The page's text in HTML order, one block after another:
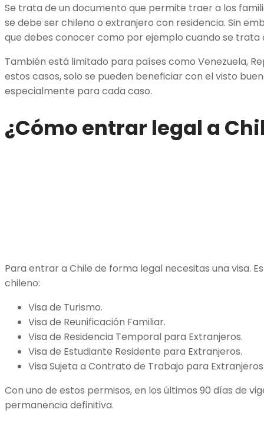
Se trata de un documento que permite traer a los
se debe ser chileno o extranjero con residencia. Sin
que debes conocer como por ejemplo cuando se trata
También está limitado para países como Venezuela,
estos casos, solo se pueden beneficiar con el visto
especialmente para cada caso.
¿Cómo entrar legal a
Para entrar a Chile de forma legal necesitas una visa.
chileno:
Visa de Turismo.
Visa de Reunificación Familiar.
Visa de Residencia Temporal para Extranjeros.
Visa de Estudiante Residente para Extranjeros.
Visa Sujeta a Contrato de Trabajo para
Con uno de estos permisos, en los últimos 90 días de
permanencia definitiva.